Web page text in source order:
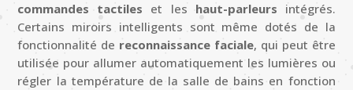
commandes tactiles et les haut-parleurs intégrés.
Certains miroirs intelligents sont même dotés de la
fonctionnalité de reconnaissance faciale, qui peut être
utilisée pour allumer automatiquement les lumières ou
régler la température de la salle de bains en fonction